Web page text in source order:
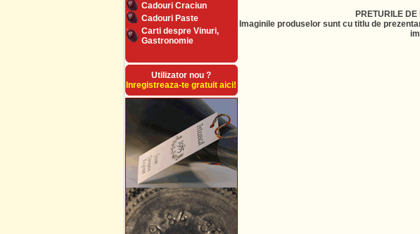
Cadouri Craciun
Cadouri Paste
Carti despre Vinuri,
Gastronomie
Utilizator nou ?
Inregistreaza-te gratuit aici!
PRETURILE
Imaginile produselor sunt cu titlu de